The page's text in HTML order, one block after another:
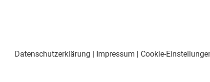
Datenschutzerklärung | Impressum | Cookie-